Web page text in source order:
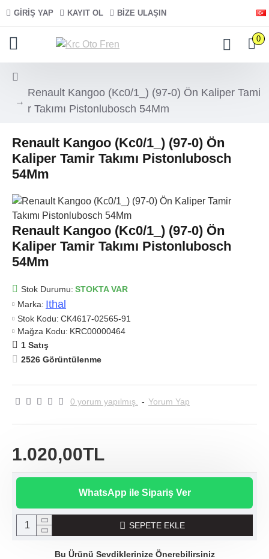
GIRIŞ YAP KAYIT OL BIZE ULAŞIN
0
Renault Kangoo (Kc0/1_) (97-0) Ön Kaliper Tami
r Takımı Pistonlubosch 54Mm
Renault Kangoo (Kc0/1_) (97-0) Ön
Kaliper Tamir Takımı Pistonlubosch
54Mm
Renault Kangoo (Kc0/1_) (97-0) Ön
Kaliper Tamir Takımı Pistonlubosch
54Mm
Stok Durumu: STOKTA VAR
Marka: Ithal
Stok Kodu: CK4617-02565-91
Mağza Kodu: KRC00000464
1 Satış
2526 Görüntülenme
0 yorum yapılmış. - Yorum Yap
1.020,00TL
WhatsApp ile Sipariş Ver
SEPETE EKLE
Bu Ürünü Sevdiklerinize Önerebilirsiniz